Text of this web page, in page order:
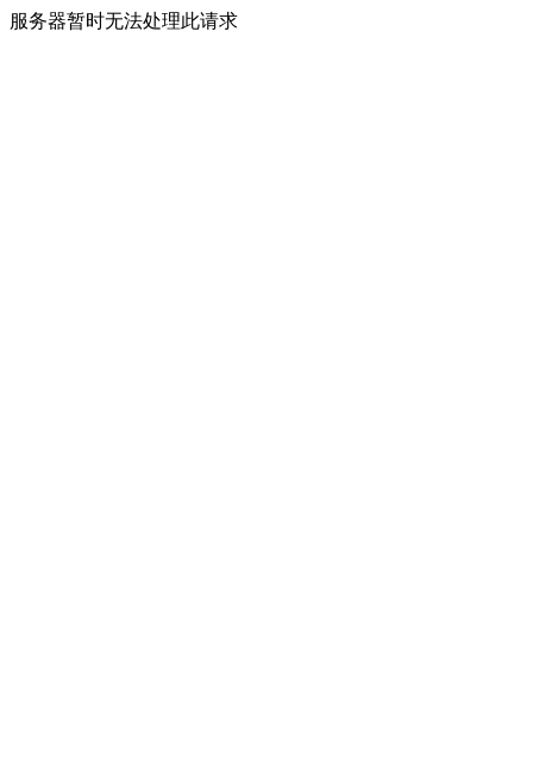
服务器暂时无法处理此请求